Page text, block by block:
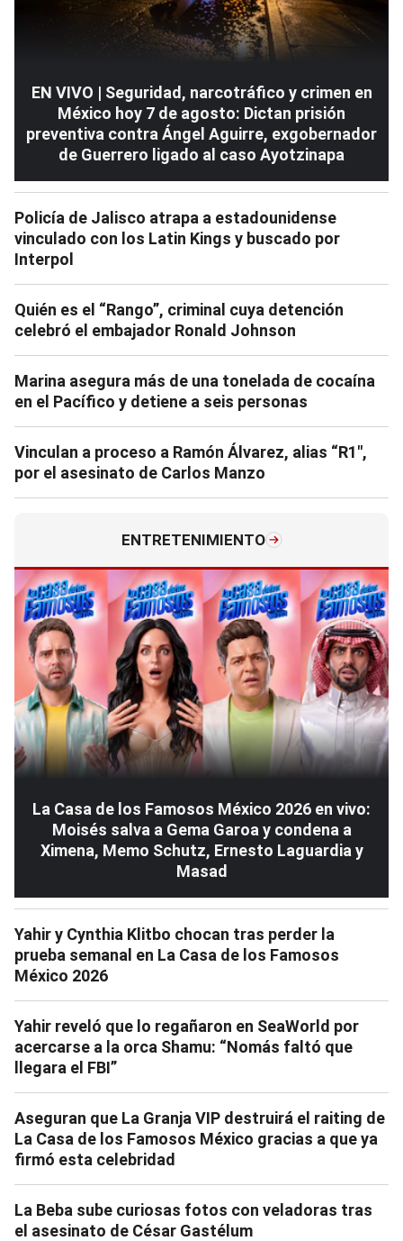
EN VIVO | Seguridad, narcotráfico y crimen en
México hoy 7 de agosto: Dictan prisión
preventiva contra Ángel Aguirre, exgobernador
de Guerrero ligado al caso Ayotzinapa
Policía de Jalisco atrapa a estadounidense
vinculado con los Latin Kings y buscado por
Interpol
Quién es el “Rango”, criminal cuya detención
celebró el embajador Ronald Johnson
Marina asegura más de una tonelada de cocaína
en el Pacífico y detiene a seis personas
Vinculan a proceso a Ramón Álvarez, alias “R1″,
por el asesinato de Carlos Manzo
ENTRETENIMIENTO
La Casa de los Famosos México 2026 en vivo:
Moisés salva a Gema Garoa y condena a
Ximena, Memo Schutz, Ernesto Laguardia y
Masad
Yahir y Cynthia Klitbo chocan tras perder la
prueba semanal en La Casa de los Famosos
México 2026
Yahir reveló que lo regañaron en SeaWorld por
acercarse a la orca Shamu: “Nomás faltó que
llegara el FBI”
Aseguran que La Granja VIP destruirá el raiting de
La Casa de los Famosos México gracias a que ya
firmó esta celebridad
La Beba sube curiosas fotos con veladoras tras
el asesinato de César Gastélum